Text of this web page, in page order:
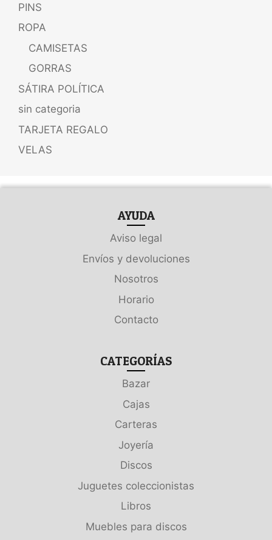
PINS
ROPA
CAMISETAS
GORRAS
SÁTIRA POLÍTICA
sin categoria
TARJETA REGALO
VELAS
AYUDA
Aviso legal
Envíos y devoluciones
Nosotros
Horario
Contacto
CATEGORÍAS
Bazar
Cajas
Carteras
Joyería
Discos
Juguetes coleccionistas
Libros
Muebles para discos